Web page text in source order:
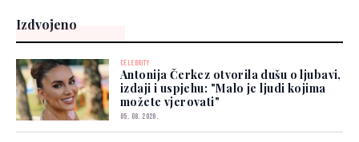
Izdvojeno
CELEBRITY
Antonija Čerkez otvorila dušu o ljubavi,
izdaji i uspjehu: "Malo je ljudi kojima
možete vjerovati"
05. 08. 2026.